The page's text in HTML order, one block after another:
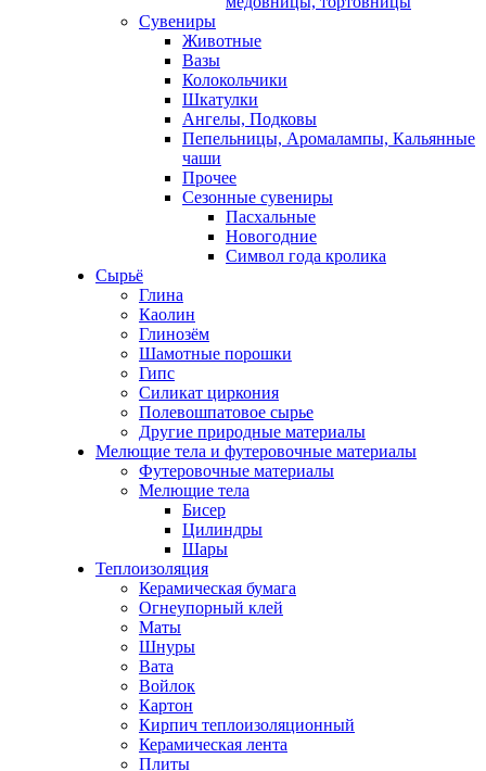
Сувениры
Животные
Вазы
Колокольчики
Шкатулки
Ангелы, Подковы
Пепельницы, Аромалампы, Кальянные
чаши
Прочее
Сезонные сувениры
Пасхальные
Новогодние
Символ года кролика
Сырьё
Глина
Каолин
Глинозём
Шамотные порошки
Гипс
Силикат циркония
Полевошпатовое сырье
Другие природные материалы
Мелющие тела и футеровочные материалы
Футеровочные материалы
Мелющие тела
Бисер
Цилиндры
Шары
Теплоизоляция
Керамическая бумага
Огнеупорный клей
Маты
Шнуры
Вата
Войлок
Картон
Кирпич теплоизоляционный
Керамическая лента
Плиты